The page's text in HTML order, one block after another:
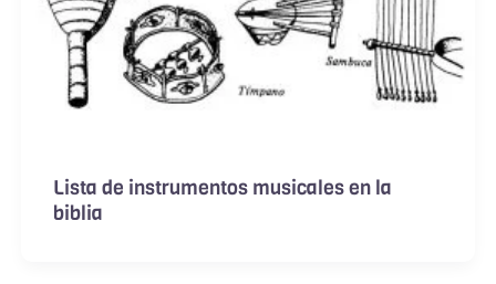
Lista de instrumentos musicales en la
biblia